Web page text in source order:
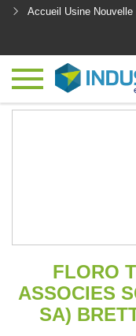
Accueil Usine Nouvelle
FLORO
ASSOCIES
SA)